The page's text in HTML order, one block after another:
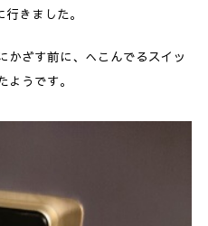
きました。
かざす前に、へこんでるスイッ
うです。